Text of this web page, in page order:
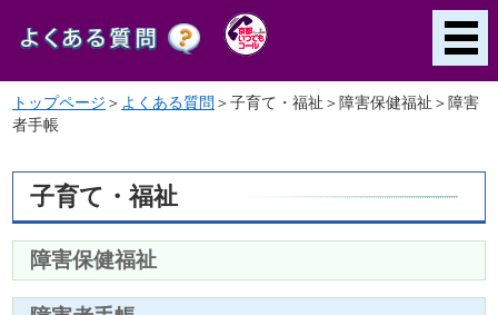
トップページ ＞ よくある質問 ＞ 子育て・福祉＞障害保健福祉＞障害
者手帳
子育て・福祉
障害保健福祉